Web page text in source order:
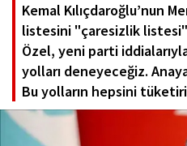
Kemal Kılıçdaroğlu’nun
listesini "çaresizlik
Özel, yeni parti
yolları deneyeceğiz.
Bu yolların hepsini